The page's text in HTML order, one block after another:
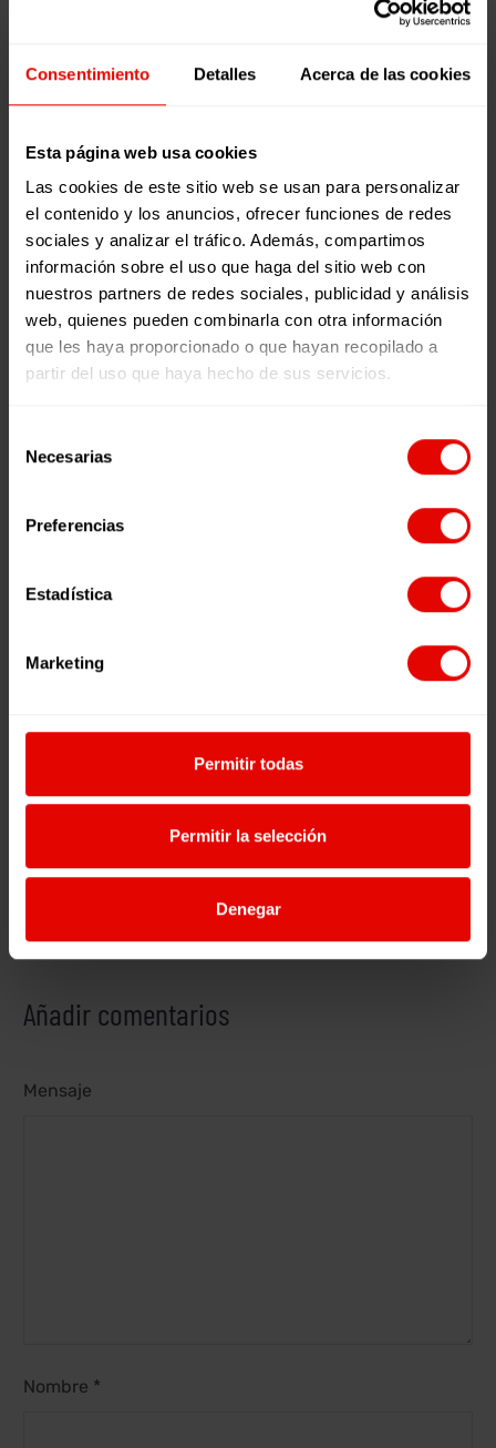
Consentimiento Detalles Acerca de las cookies
Esta página web usa cookies
Las cookies de este sitio web se usan para personalizar
el contenido y los anuncios, ofrecer funciones de redes
sociales y analizar el tráfico. Además, compartimos
información sobre el uso que haga del sitio web con
nuestros partners de redes sociales, publicidad y análisis
web, quienes pueden combinarla con otra información
que les haya proporcionado o que hayan recopilado a
partir del uso que haya hecho de sus servicios.
Necesarias
Preferencias
Estadística
Marketing
Permitir todas
Permitir la selección
Denegar
informada, solidaria y comprometida con las causas
más cercano y de movilizarse ante las injusticias.
En breve, desde la campaña Hospitalidad del Sector
Social de la Compañía de Jesús y desde el Servicio
Jesuita a Refugiados Europa, se elaborará un nuevo
documento de cara a las elecciones europeas de
mayo que también haremos público.
José Luis Barreiro Areses es coordinador de
Entreculturas en Galicia y Asturias y periodista
Añadir comentarios
Mensaje
Nombre *